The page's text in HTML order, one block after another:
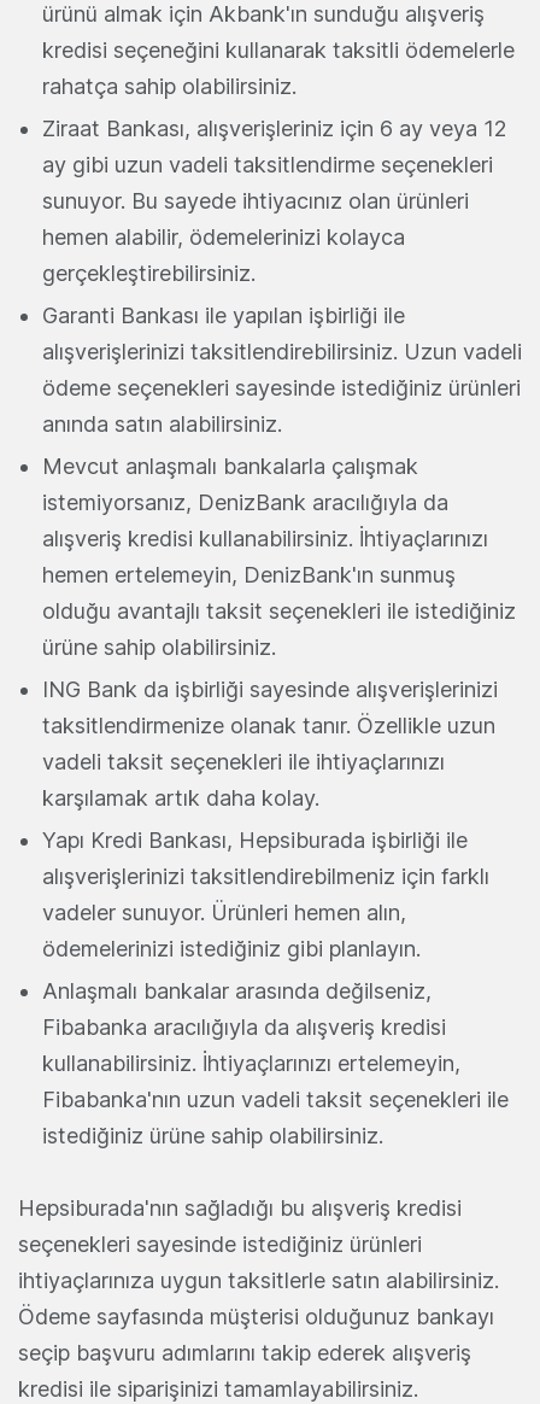
ürünü almak için Akbank'ın sunduğu alışveriş
kredisi seçeneğini kullanarak taksitli ödemelerle
rahatça sahip olabilirsiniz.
Ziraat Bankası, alışverişleriniz için 6 ay veya 12
ay gibi uzun vadeli taksitlendirme seçenekleri
sunuyor. Bu sayede ihtiyacınız olan ürünleri
hemen alabilir, ödemelerinizi kolayca
gerçekleştirebilirsiniz.
Garanti Bankası ile yapılan işbirliği ile
alışverişlerinizi taksitlendirebilirsiniz. Uzun vadeli
ödeme seçenekleri sayesinde istediğiniz ürünleri
anında satın alabilirsiniz.
Mevcut anlaşmalı bankalarla çalışmak
istemiyorsanız, DenizBank aracılığıyla da
alışveriş kredisi kullanabilirsiniz. İhtiyaçlarınızı
hemen ertelemeyin, DenizBank'ın sunmuş
olduğu avantajlı taksit seçenekleri ile istediğiniz
ürüne sahip olabilirsiniz.
ING Bank da işbirliği sayesinde alışverişlerinizi
taksitlendirmenize olanak tanır. Özellikle uzun
vadeli taksit seçenekleri ile ihtiyaçlarınızı
karşılamak artık daha kolay.
Yapı Kredi Bankası, Hepsiburada işbirliği ile
alışverişlerinizi taksitlendirebilmeniz için farklı
vadeler sunuyor. Ürünleri hemen alın,
ödemelerinizi istediğiniz gibi planlayın.
Anlaşmalı bankalar arasında değilseniz,
Fibabanka aracılığıyla da alışveriş kredisi
kullanabilirsiniz. İhtiyaçlarınızı ertelemeyin,
Fibabanka'nın uzun vadeli taksit seçenekleri ile
istediğiniz ürüne sahip olabilirsiniz.
Hepsiburada'nın sağladığı bu alışveriş kredisi
seçenekleri sayesinde istediğiniz ürünleri
ihtiyaçlarınıza uygun taksitlerle satın alabilirsiniz.
Ödeme sayfasında müşterisi olduğunuz bankayı
seçip başvuru adımlarını takip ederek alışveriş
kredisi ile siparişinizi tamamlayabilirsiniz.